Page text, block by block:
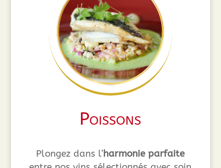
Poissons
Plongez dans l’harmonie parfaite